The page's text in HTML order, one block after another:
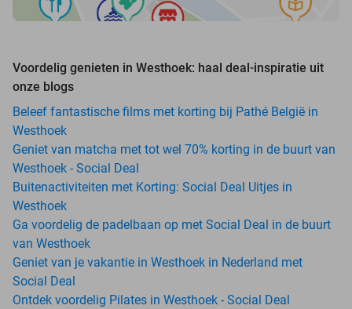
Voordelig genieten in Westhoek: haal deal-inspiratie uit
onze blogs
Beleef fantastische films met korting bij Pathé België in
Westhoek
Geniet van matcha met tot wel 70% korting in de buurt van
Westhoek - Social Deal
Buitenactiviteiten met Korting: Social Deal Uitjes in
Westhoek
Ga voordelig de padelbaan op met Social Deal in de buurt
van Westhoek
Geniet van je vakantie in Westhoek in Nederland met
Social Deal
Ontdek voordelig Pilates in Westhoek - Social Deal